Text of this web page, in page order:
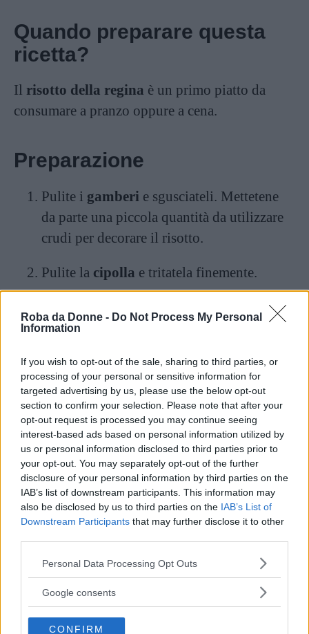
Roba da Donne - Do Not Process My Personal
Information
If you wish to opt-out of the sale, sharing to third parties, or
processing of your personal or sensitive information for
targeted advertising by us, please use the below opt-out
section to confirm your selection. Please note that after your
opt-out request is processed you may continue seeing
interest-based ads based on personal information utilized by
us or personal information disclosed to third parties prior to
your opt-out. You may separately opt-out of the further
disclosure of your personal information by third parties on the
IAB’s list of downstream participants. This information may
also be disclosed by us to third parties on the IAB’s List of
Downstream Participants that may further disclose it to other
Please note that this website/app uses one or more Google
not limited to your visit or usage behaviour. You may click to
use your data for below specified purposes in below Google
Personal Data Processing Opt Outs
Google consents
CONFIRM
Quando preparare questa
ricetta?
Il risotto della regina è un primo piatto da
consumare a pranzo oppure a cena.
Preparazione
Pulite i gamberi e sgusciateli. Mettetene
da parte una piccola quantità da utilizzare
crudi per decorare il risotto.
Pulite la cipolla e tritatela finemente.
In una pentola con un fondo d’olio, fate
rosolare la cipolla e po, quando la cipolla è
con ilFranciacorta.
Cuocete il riso attraverso l’aggiunta
progressiva delfumetto di pesce. A metà
cottura aggiungete il grosso deigamberi
mezzo bicchiere diFranciacortae
continuate ad aggiungere fumetto di pesce
alla bisogna.
Mantecate con una noce diburroe un po’
diparmigiano.
Servite caldo con l’aggiunta nei piatti di
timo,maggiorana